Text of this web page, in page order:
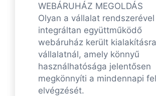
WEBÁRUHÁZ MEGOLDÁS
Olyan a vállalat rendszerével
integráltan együttműködő
webáruház került
vállalatnál, amely könnyű
használhatósága jelentősen
megkönnyíti a mindennapi
elvégzését.